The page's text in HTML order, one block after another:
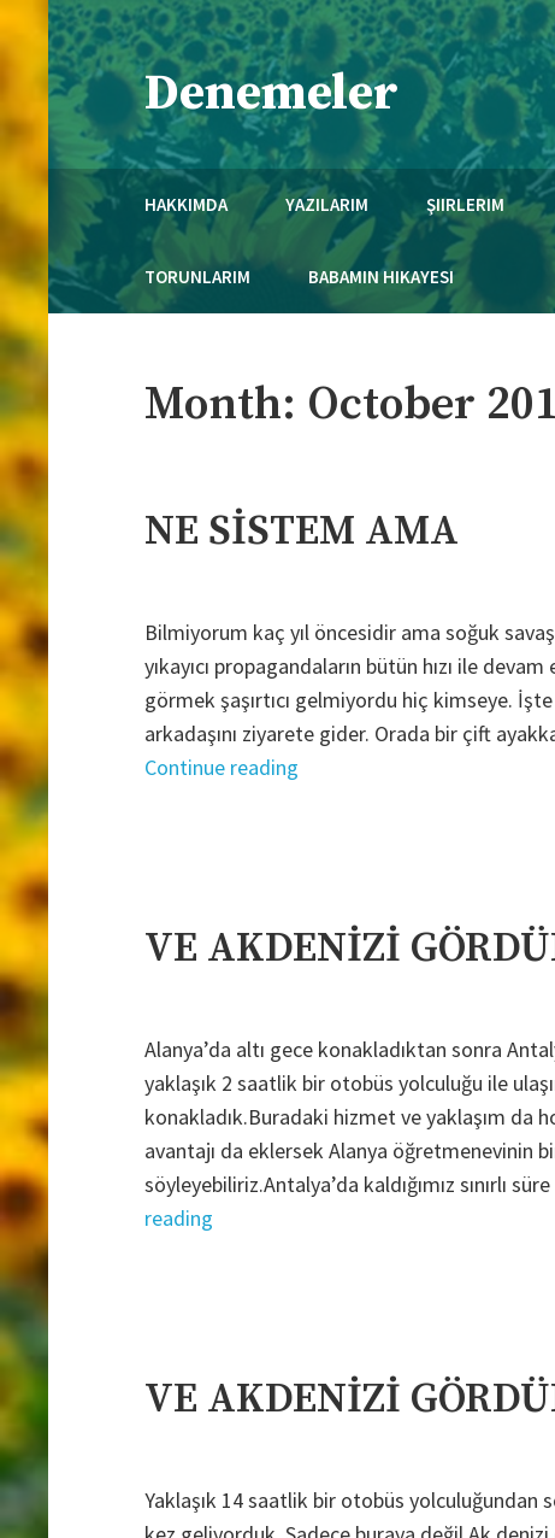
Skip
to
content
Denemeler
Necmi Mola'nın Kaleminden..
HAKKIMDA YAZILARIM ŞIIRLERIM
TORUNLARIM BABAMIN HIKAYESI
Month: October
NE SİSTEM AMA
Bilmiyorum kaç yıl öncesidir ama soğuk
yıkayıcı propagandaların bütün hızı ile
görmek şaşırtıcı gelmiyordu hiç kimseye.
arkadaşını ziyarete gider. Orada bir çift
Continue reading"NE
VE AKDENİZİ
Alanya’da altı gece konakladıktan sonra
yaklaşık 2 saatlik bir otobüs yolculuğu ile
konakladık.Buradaki hizmet ve yaklaşım da
avantajı da eklersek Alanya öğretmenevinin
söyleyebiliriz.Antalya’da kaldığımız sınırlı
reading"VE
VE AKDENİZİ
Yaklaşık 14 saatlik bir otobüs yolculuğundan